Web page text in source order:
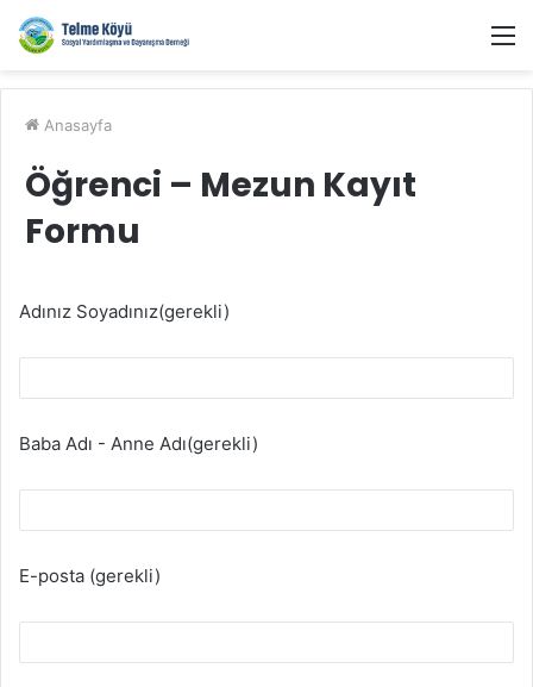
Anasayfa
Öğrenci – Mezun Kayıt
Formu
Adınız Soyadınız(gerekli)
Baba Adı - Anne Adı(gerekli)
E-posta (gerekli)